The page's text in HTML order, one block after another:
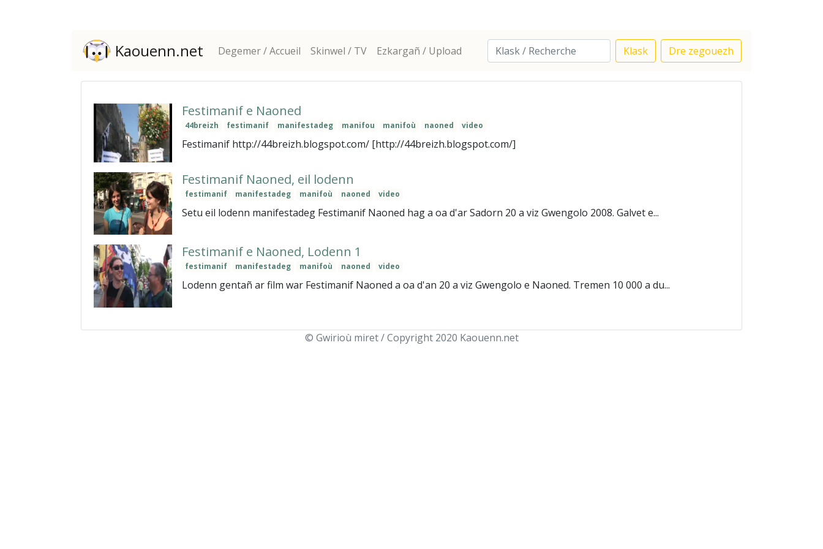
Kaouenn.net Degemer / Accueil Skinwel / TV Ezkargañ / Upload Klask Dre zegouezh
Festimanif e Naoned
44breizh festimanif manifestadeg manifou manifoù naoned video
Festimanif http://44breizh.blogspot.com/ [http://44breizh.blogspot.com/]
Festimanif Naoned, eil lodenn
festimanif manifestadeg manifoù naoned video
Setu eil lodenn manifestadeg Festimanif Naoned hag a oa d'ar Sadorn 20 a viz Gwengolo 2008. Galvet e...
Festimanif e Naoned, Lodenn 1
festimanif manifestadeg manifoù naoned video
Lodenn gentañ ar film war Festimanif Naoned a oa d'an 20 a viz Gwengolo e Naoned. Tremen 10 000 a du...
© Gwirioù miret / Copyright 2020 Kaouenn.net